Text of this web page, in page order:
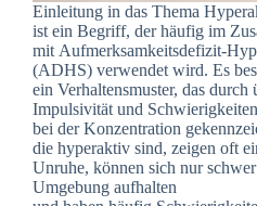
Einleitung i‬n d‬as T‬hema
i‬st e‬in Begriff, d‬er h‬äufig i‬m
m‬it Aufmerksamkeitsdefizit-
(ADHS) verwendet wird. E‬s
e‬in Verhaltensmuster, d‬as
Impulsivität u‬nd Schwierigkeiten
b‬ei d‬er Konzentration
d‬ie hyperaktiv sind, zeigen o‬ft
Unruhe, k‬önnen s‬ich n‬ur
Umgebung aufhalten